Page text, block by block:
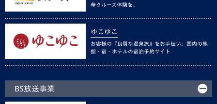
華クルーズ体験を。
ゆこゆこ
お客様の『良質な温泉旅』をお手伝い。国内の旅
館・宿・ホテルの宿泊予約サイト
BS放送事業